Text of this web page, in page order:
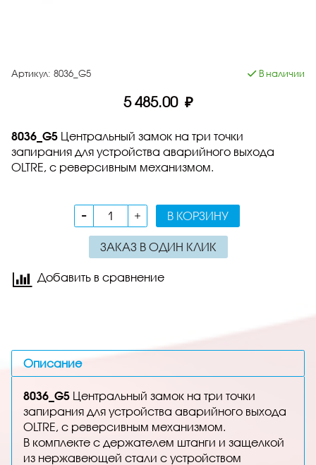
Артикул: 8036_G5 В наличии
5 485.00 ₽
8036_G5 Центральный замок на три точки
запирания для устройства аварийного выхода
OLTRE, с реверсивным механизмом.
В КОРЗИНУ
ЗАКАЗ В ОДИН КЛИК
Добавить в сравнение
Описание
8036_G5 Центральный замок на три точки
запирания для устройства аварийного выхода
OLTRE, с реверсивным механизмом.
В комплекте с держателем штанги и защелкой
из нержавеющей стали с устройством